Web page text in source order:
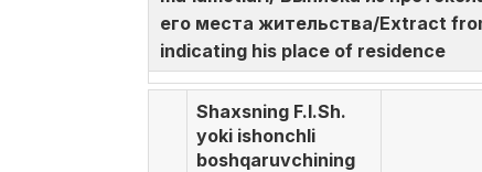
его места жительства/Extract
indicating his place of residence
Shaxsning F.I.Sh.
yoki ishonchli
boshqaruvchining